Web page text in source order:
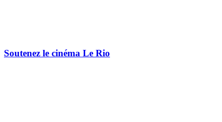
Soutenez le cinéma Le Rio